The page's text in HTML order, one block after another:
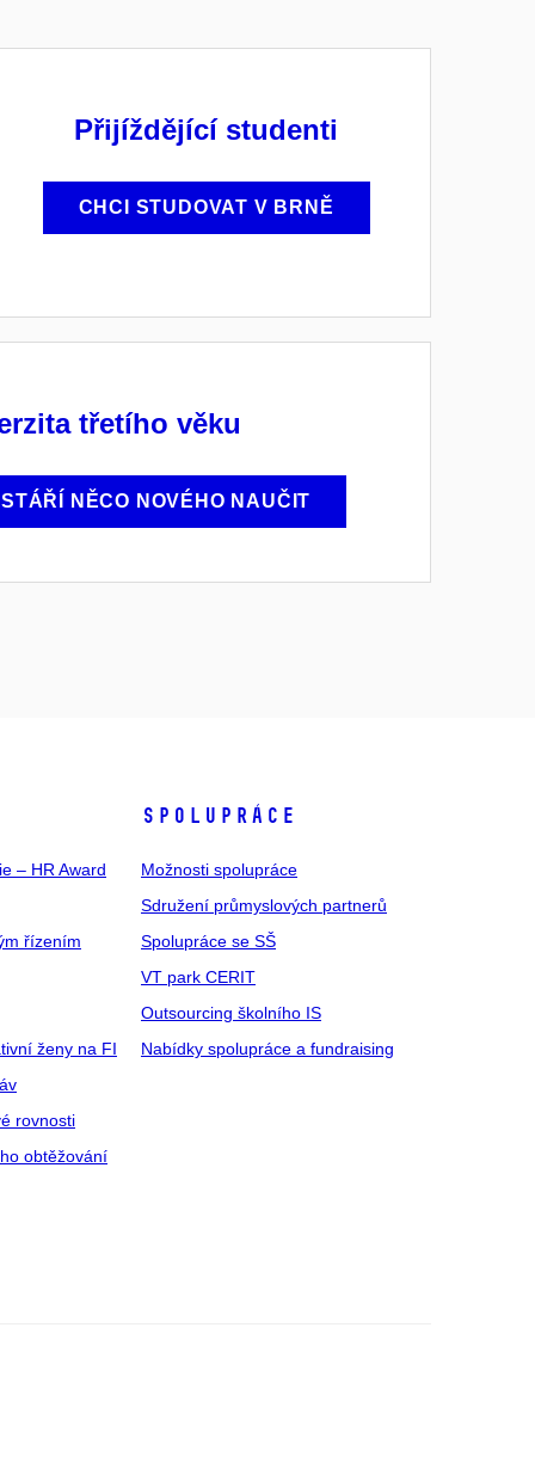
Přijíždějící studenti
CHCI STUDOVAT V BRNĚ
třetího věku
NĚCO NOVÉHO NAUČIT
– HR Award
řízením
ženy na FI
rovnosti
obtěžování
SPOLUPRÁCE
Možnosti spolupráce
Sdružení průmyslových partnerů
Spolupráce se SŠ
VT park CERIT
Outsourcing školního IS
Nabídky spolupráce a fundraising